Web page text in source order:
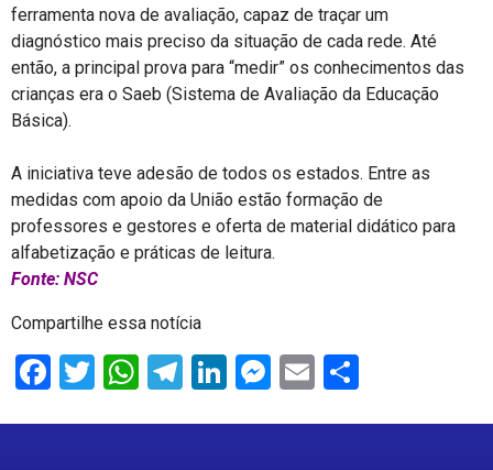
ferramenta nova de avaliação, capaz de traçar um
diagnóstico mais preciso da situação de cada rede. Até
então, a principal prova para “medir” os conhecimentos das
crianças era o Saeb (Sistema de Avaliação da Educação
Básica).
A iniciativa teve adesão de todos os estados. Entre as
medidas com apoio da União estão formação de
professores e gestores e oferta de material didático para
alfabetização e práticas de leitura.
Fonte: NSC
Compartilhe essa notícia
Facebook
Twitter
WhatsApp
Telegram
LinkedIn
Messenger
Email